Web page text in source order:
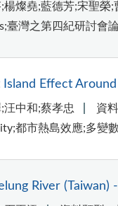
楊燦堯;藍德芳;宋聖榮;
臺灣之第四紀研討會
Effect Around
汪中和;蔡孝忠 資
都市熱島效應;多
River (Taiwan)